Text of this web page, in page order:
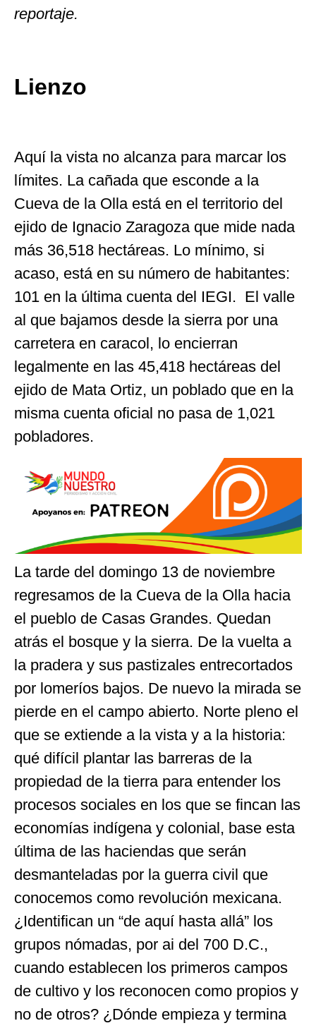
reportaje.
Lienzo
Aquí la vista no alcanza para marcar los
límites. La cañada que esconde a la
Cueva de la Olla está en el territorio del
ejido de Ignacio Zaragoza que mide nada
más 36,518 hectáreas. Lo mínimo, si
acaso, está en su número de habitantes:
101 en la última cuenta del IEGI. El valle
al que bajamos desde la sierra por una
carretera en caracol, lo encierran
legalmente en las 45,418 hectáreas del
ejido de Mata Ortiz, un poblado que en la
misma cuenta oficial no pasa de 1,021
pobladores.
La tarde del domingo 13 de noviembre
regresamos de la Cueva de la Olla hacia
el pueblo de Casas Grandes. Quedan
atrás el bosque y la sierra. De la vuelta a
la pradera y sus pastizales entrecortados
por lomeríos bajos. De nuevo la mirada se
pierde en el campo abierto. Norte pleno el
que se extiende a la vista y a la historia:
qué difícil plantar las barreras de la
propiedad de la tierra para entender los
procesos sociales en los que se fincan las
economías indígena y colonial, base esta
última de las haciendas que serán
desmanteladas por la guerra civil que
conocemos como revolución mexicana.
¿Identifican un “de aquí hasta allá” los
grupos nómadas, por ai del 700 D.C.,
cuando establecen los primeros campos
de cultivo y los reconocen como propios y
no de otros? ¿Dónde empieza y termina